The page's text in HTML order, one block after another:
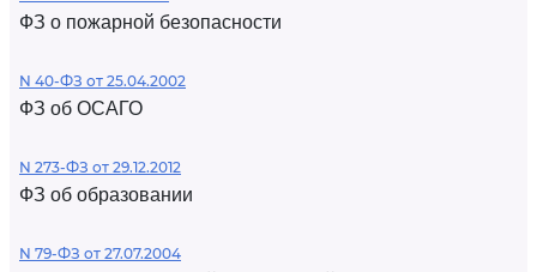
ФЗ о пожарной безопасности
N 40-ФЗ от 25.04.2002
ФЗ об ОСАГО
N 273-ФЗ от 29.12.2012
ФЗ об образовании
N 79-ФЗ от 27.07.2004